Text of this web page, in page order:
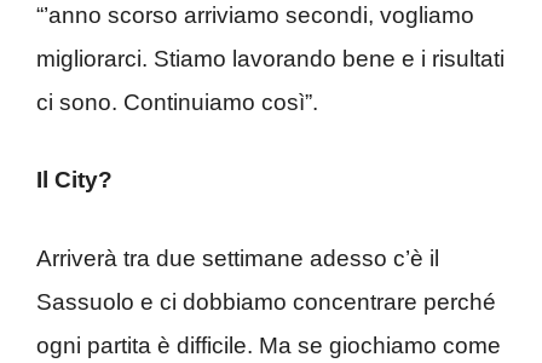
“’anno scorso arriviamo secondi, vogliamo
migliorarci. Stiamo lavorando bene e i risultati
ci sono. Continuiamo così”.
Il City?
Arriverà tra due settimane adesso c’è il
Sassuolo e ci dobbiamo concentrare perché
ogni partita è difficile. Ma se giochiamo come